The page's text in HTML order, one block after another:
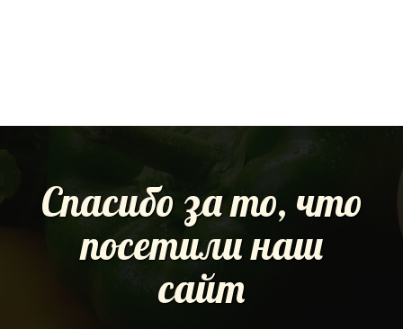
Спасибо за то, что
посетили наш
сайт